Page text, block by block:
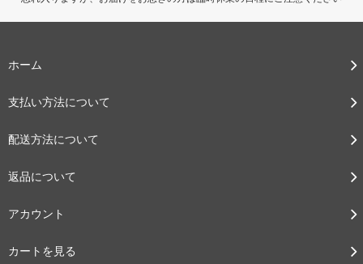
ホーム
支払い方法について
配送方法について
返品について
アカウント
カートを見る